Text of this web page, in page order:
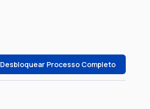
Desbloquear Processo Completo